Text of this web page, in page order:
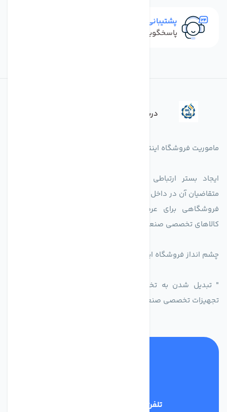
پشتیبانی سریع
پاسخگویی سریع به تماس‌ها و پیام‌ها
درباره فروشگاه
ماموریت فروشگاه اینترنتی اکسین شاپ بدین شرح می باشد.
ایجاد بستر ارتباطی بین دارندگان کالاهای تخصصی است با
متقاضیان آن در داخل کشور.
فروشگاهی برای عرضه محصولات تولید کنندگاه یا دارندگان
کالاهای تخصصی صنعتی در راستای تخصص شرکت
چشم انداز فروشگاه اینترنتی اکسین شاپ
" تبدیل شدن به تخصصی ترین و پر فروش ترین بازار مجازی
تجهیزات تخصصی صنعتی ایران
تلفن پشتیبانی